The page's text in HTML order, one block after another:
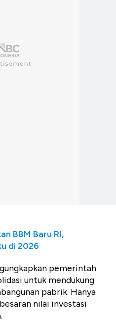
BBM Baru RI,
di 2026
pemerintah
untuk mendukung
pabrik. Hanya
nilai investasi